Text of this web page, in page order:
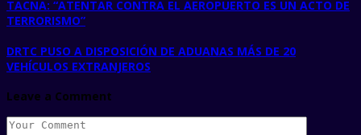
TACNA: “ATENTAR CONTRA EL AEROPUERTO ES UN ACTO DE
TERRORISMO”
DRTC PUSO A DISPOSICIÓN DE ADUANAS MÁS DE 20
VEHÍCULOS EXTRANJEROS
Leave a Comment